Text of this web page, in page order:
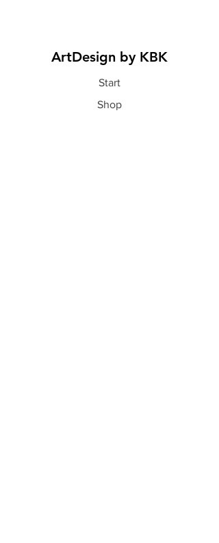
ArtDesign by KBK
Start
Shop